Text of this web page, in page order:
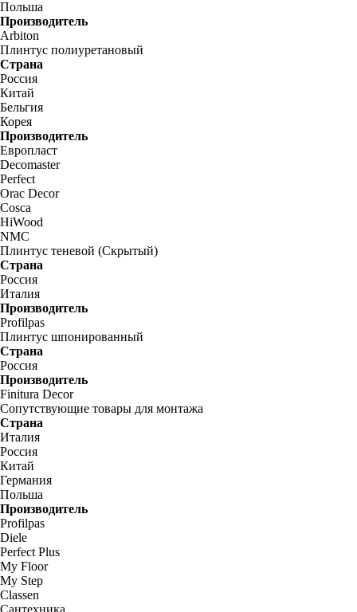
Польша
Производитель
Arbiton
Плинтус полиуретановый
Страна
Россия
Китай
Бельгия
Корея
Производитель
Европласт
Decomaster
Perfect
Orac Decor
Cosca
HiWood
NMC
Плинтус теневой (Скрытый)
Страна
Россия
Италия
Производитель
Profilpas
Плинтус шпонированный
Страна
Россия
Производитель
Finitura Decor
Сопутствующие товары для монтажа
Страна
Италия
Россия
Китай
Германия
Польша
Производитель
Profilpas
Diele
Perfect Plus
My Floor
My Step
Classen
Сантехника